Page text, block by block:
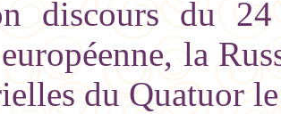
discours du
la
du Quatuor